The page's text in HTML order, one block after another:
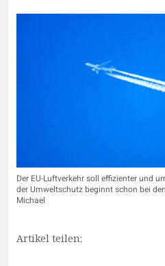
Der EU-Luftverkehr soll effizienter und
der Umweltschutz beginnt schon bei
Michael
Artikel teilen: